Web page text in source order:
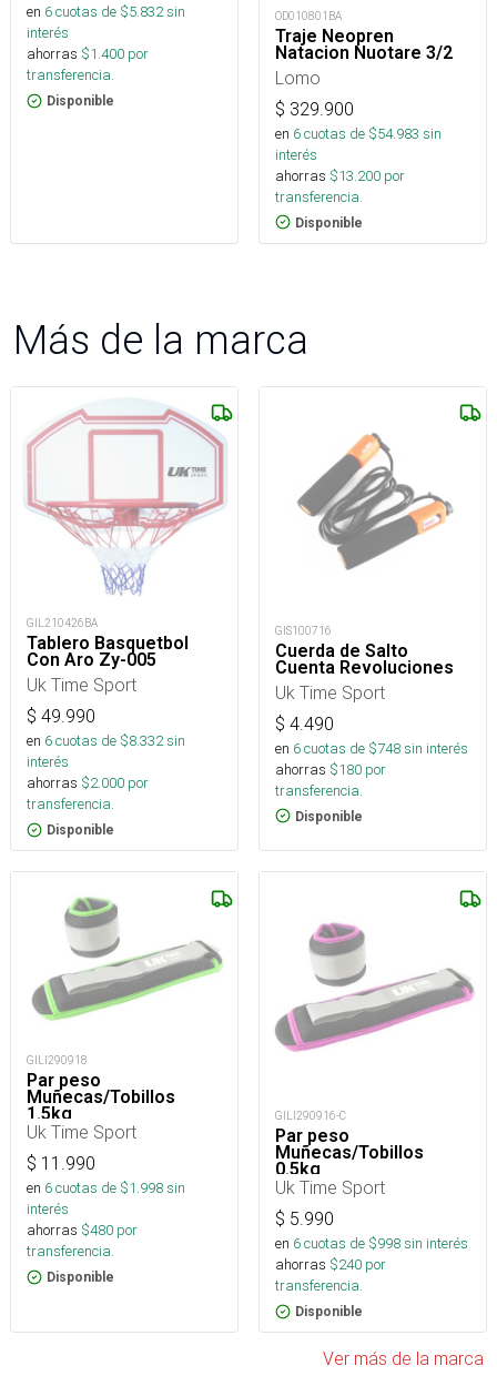
en 6cuotas de $5.832sin
interés
ahorras $1.400 por
transferencia.
Disponible
OD010801BA
Traje Neopren
Natacion Nuotare 3/2
Lomo
$ 329.900
en 6cuotas de $54.983 sin
interés
ahorras $13.200 por
transferencia.
Disponible
Más de la marca
GIL210426BA
Tablero Basquetbol
Con Aro Zy-005
Uk Time Sport
$ 49.990
en 6cuotas de $8.332sin
interés
ahorras $2.000 por
transferencia.
Disponible
GIS100716
Cuerda de Salto
Cuenta Revoluciones
Uk Time Sport
$ 4.490
en 6cuotas de $748sin interés
ahorras $180 por
transferencia.
Disponible
GILI290918
Par peso
Muñecas/Tobillos
1.5kg
Uk Time Sport
$ 11.990
en 6cuotas de $1.998sin
interés
ahorras $480 por
transferencia.
Disponible
GILI290916-C
Par peso
Muñecas/Tobillos
0.5kg
Uk Time Sport
$ 5.990
en 6cuotas de $998sin interés
ahorras $240 por
transferencia.
Disponible
Ver más de la marca